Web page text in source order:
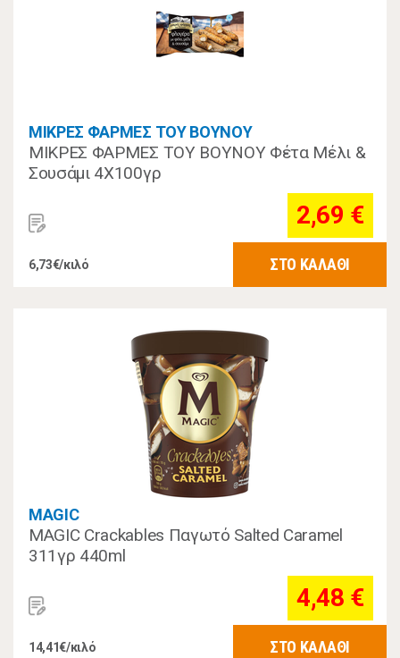
ΜΙΚΡΕΣ ΦΑΡΜΕΣ ΤΟΥ ΒΟΥΝΟΥ
ΜΙΚΡΕΣ ΦΑΡΜΕΣ ΤΟΥ ΒΟΥΝΟΥ Φέτα Μέλι &
Σουσάμι 4Χ100γρ
2,69 €
6,73€/κιλό ΣΤΟ ΚΑΛΑΘΙ
MAGIC
MAGIC Crackables Παγωτό Salted Caramel
311γρ 440ml
4,48 €
14,41€/κιλό ΣΤΟ ΚΑΛΑΘΙ